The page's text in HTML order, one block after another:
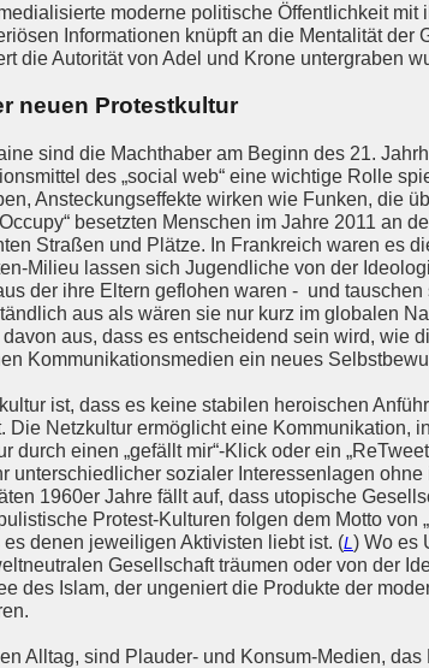
moderne politische Öffentlichkeit
Informationen knüpft an die Mentalität der
die Autorität von Adel und Krone untergraben
neuen Protestkultur
sind die Machthaber am Beginn des 21.
des „social web“ eine wichtige Rolle
Ansteckungseffekte wirken wie Funken, die
besetzten Menschen im Jahre 2011 an
Straßen und Plätze. In Frankreich waren es
Milieu lassen sich Jugendliche von der
der ihre Eltern geflohen waren - und
aus als wären sie nur kurz im globalen
aus, dass es entscheidend sein wird, wie
Kommunikationsmedien ein neues
ist, dass es keine stabilen heroischen
Die Netzkultur ermöglicht eine Kommunikation,
durch einen „gefällt mir“-Klick oder ein
unterschiedlicher sozialer Interessenlagen
1960er Jahre fällt auf, dass utopische
Protest-Kulturen folgen dem Motto von
denen jeweiligen Aktivisten liebt ist. (L ) Wo es
Gesellschaft träumen oder von der
des Islam, der ungeniert die Produkte der
Alltag, sind Plauder- und Konsum-Medien,